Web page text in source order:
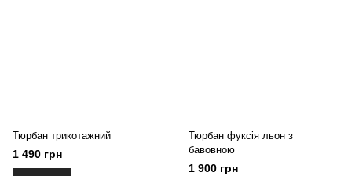
Тюрбан трикотажний
1 490 грн
Тюрбан фуксія льон з
бавовною
1 900 грн